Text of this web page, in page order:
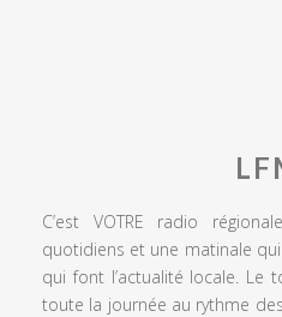
C’est VOTRE radio
quotidiens et une matinale
qui font l’actualité locale. Le
toute la journée au rythme